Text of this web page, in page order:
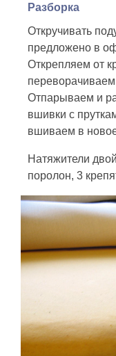
Разборка
Откручивать
предложено в
Открепляем от
Отпарываем и
вшивки с
вшиваем в
Натяжители
поролон, 3